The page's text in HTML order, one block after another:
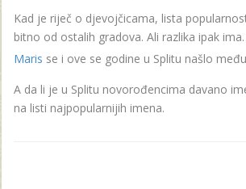
Kad je riječ o djevojčicama, lista
bitno od ostalih gradova. Ali razlika ipak
Maris se i ove se godine u Splitu našlo
A da li je u Splitu novorođencima davano
na listi najpopularnijih imena.